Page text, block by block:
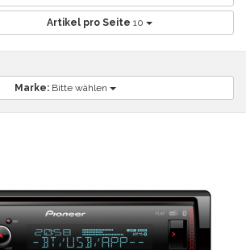
Artikel pro Seite 10
Marke: Bitte wählen